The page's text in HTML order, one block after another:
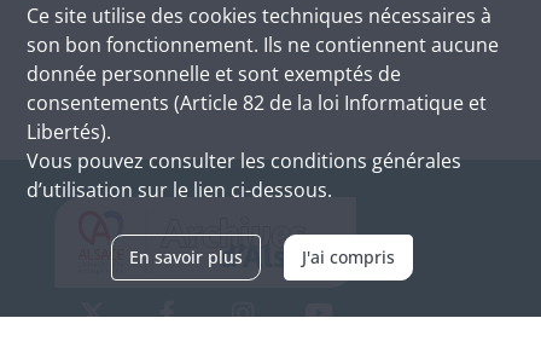
Ce site utilise des cookies techniques nécessaires à
son bon fonctionnement. Ils ne contiennent aucune
donnée personnelle et sont exemptés de
consentements (Article 82 de la loi Informatique et
Libertés).
Vous pouvez consulter les conditions générales
d’utilisation sur le lien ci-dessous.
En savoir plus J'ai compris